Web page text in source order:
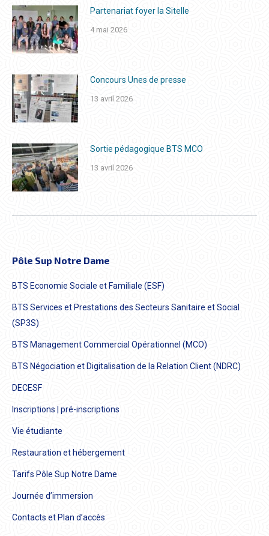
Partenariat foyer la Sitelle
4 mai 2026
Concours Unes de presse
13 avril 2026
Sortie pédagogique BTS MCO
13 avril 2026
Pôle Sup Notre Dame
BTS Economie Sociale et Familiale (ESF)
BTS Services et Prestations des Secteurs Sanitaire et Social
(SP3S)
BTS Management Commercial Opérationnel (MCO)
BTS Négociation et Digitalisation de la Relation Client (NDRC)
DECESF
Inscriptions | pré-inscriptions
Vie étudiante
Restauration et hébergement
Tarifs Pôle Sup Notre Dame
Journée d’immersion
Contacts et Plan d’accès